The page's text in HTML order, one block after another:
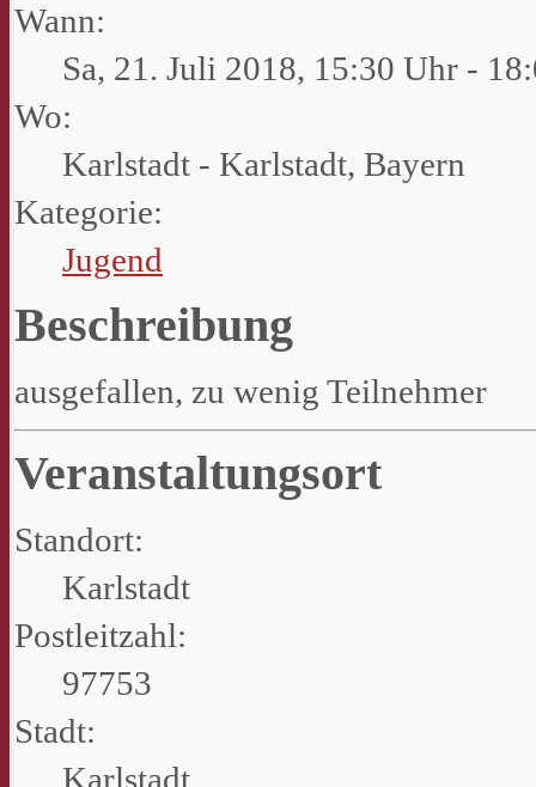
Wann:
Sa, 21. Juli 2018, 15:30 Uhr -
Wo:
Karlstadt - Karlstadt, Bayern
Kategorie:
Jugend
Beschreibung
ausgefallen, zu wenig Teilnehmer
Veranstaltungsort
Standort:
Karlstadt
Postleitzahl:
97753
Stadt:
Karlstadt